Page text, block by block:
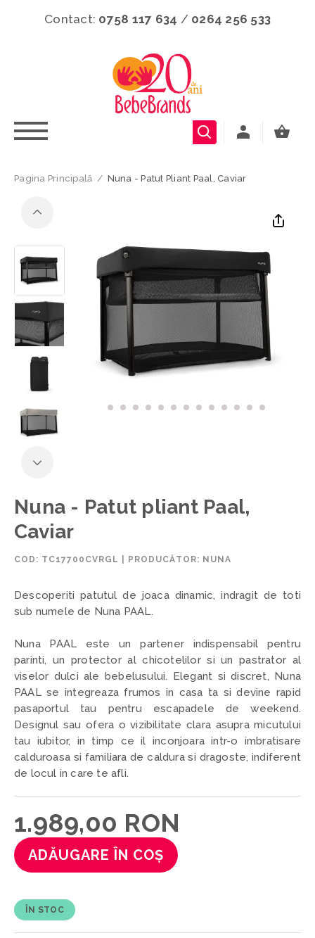
Contact: 0758 117 634 / 0264 256 533
Pagina Principală / Nuna - Patut Pliant Paal, Caviar
Nuna - Patut pliant Paal,
Caviar
COD: TC17700CVRGL PRODUCĂTOR: NUNA
Descoperiti patutul de joaca dinamic, indragit de toti
sub numele de Nuna PAAL.
Nuna PAAL este un partener indispensabil pentru
parinti, un protector al chicotelilor si un pastrator al
viselor dulci ale bebelusului. Elegant si discret, Nuna
PAAL se integreaza frumos in casa ta si devine rapid
pasaportul tau pentru escapadele de weekend.
Designul sau ofera o vizibilitate clara asupra micutului
tau iubitor, in timp ce il inconjoara intr-o imbratisare
calduroasa si familiara de caldura si dragoste, indiferent
de locul in care te afli.
1.989,00 RON
ADĂUGARE ÎN COȘ
ÎN STOC